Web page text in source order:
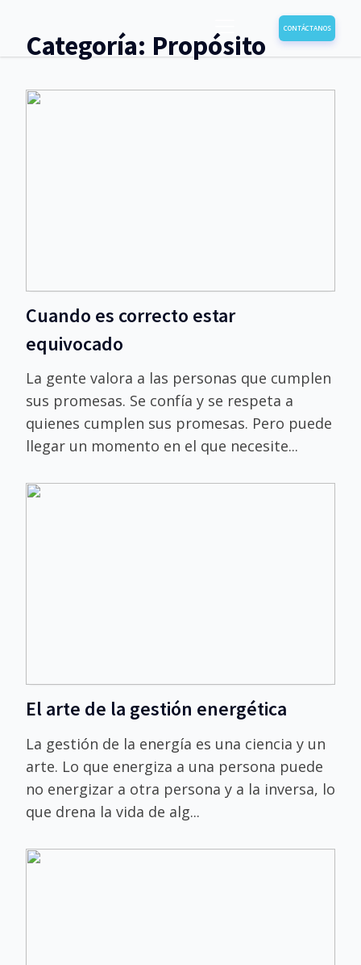
CONTÁCTANOS
Categoría: Propósito
Cuando es correcto estar
equivocado
La gente valora a las personas que cumplen
sus promesas. Se confía y se respeta a
quienes cumplen sus promesas. Pero puede
llegar un momento en el que necesite...
El arte de la gestión energética
La gestión de la energía es una ciencia y un
arte. Lo que energiza a una persona puede
no energizar a otra persona y a la inversa, lo
que drena la vida de alg...